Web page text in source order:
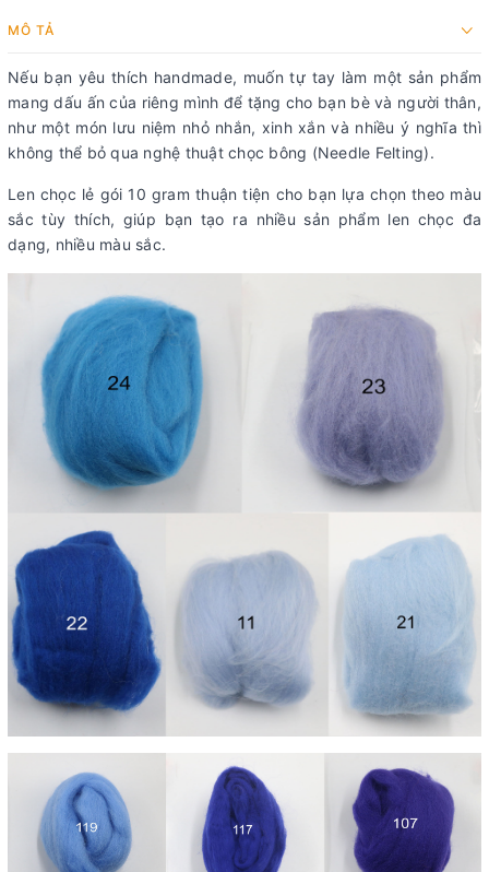
MÔ TẢ
Nếu bạn yêu thích handmade, muốn tự tay làm một sản phẩm
mang dấu ấn của riêng mình để tặng cho bạn bè và người thân,
như một món lưu niệm nhỏ nhắn, xinh xắn và nhiều ý nghĩa thì
không thể bỏ qua nghệ thuật chọc bông (Needle Felting).
Len chọc lẻ gói 10 gram thuận tiện cho bạn lựa chọn theo màu
sắc tùy thích, giúp bạn tạo ra nhiều sản phẩm len chọc đa
dạng, nhiều màu sắc.